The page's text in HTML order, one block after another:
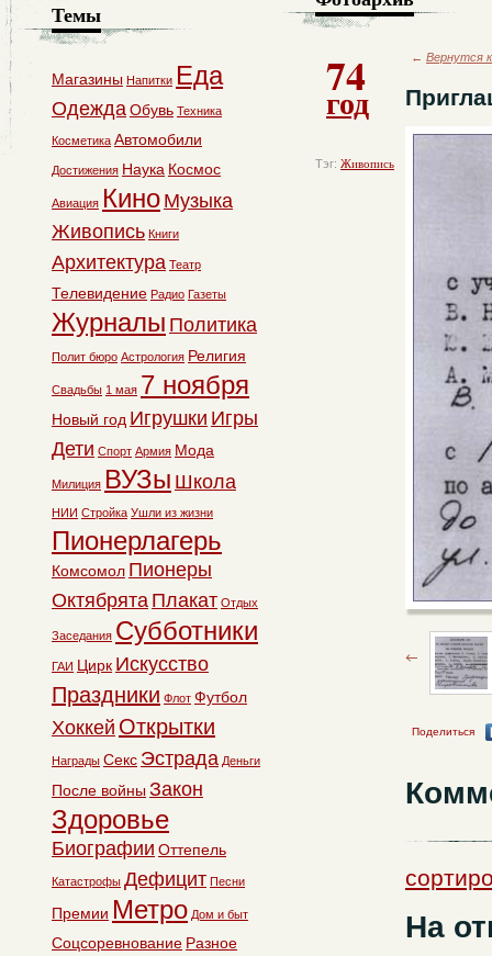
74
год
Тэг: Живопись
← Вернутся
Поделиться
На
Темы
Магазины Напитки Еда
ОдеждаОбувь Техника
Косметика Автомобили
Достижения Наука Космос
Авиация Кино Музыка
Живопись Книги
Архитектура Театр
Телевидение Радио Газеты
Журналы Политика
Полит бюро Астрология Религия
Свадьбы 1 мая 7 ноября
Новый год Игрушки Игры
Дети Спорт Армия Мода
Милиция ВУЗы Школа
НИИ Стройка Ушли из жизни
Пионерлагерь
Комсомол Пионеры
Октябрята Плакат Отдых
Заседания Субботники
ГАИ Цирк Искусство
Праздники Флот Футбол
Хоккей Открытки
Награды Секс Эстрада Деньги
После войны Закон
Здоровье
Биографии Оттепель
Катастрофы Дефицит Песни
Премии Метро Дом и быт
Соцсоревнование Разное